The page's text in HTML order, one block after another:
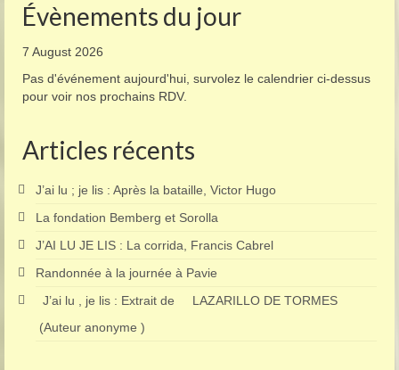
Évènements du jour
7 August 2026
Pas d'événement aujourd'hui, survolez le calendrier ci-dessus
pour voir nos prochains RDV.
Articles récents
J’ai lu ; je lis : Après la bataille, Victor Hugo
La fondation Bemberg et Sorolla
J’AI LU JE LIS : La corrida, Francis Cabrel
Randonnée à la journée à Pavie
J’ai lu , je lis : Extrait de LAZARILLO DE TORMES
(Auteur anonyme )